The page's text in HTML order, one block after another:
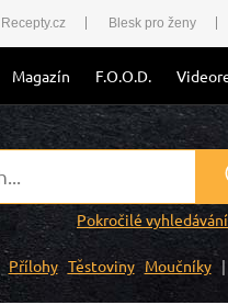
Recepty.cz Blesk pro ženy
Magazín F.O.O.D.
Pokročilé vyhledávání
Přílohy Těstoviny Moučníky